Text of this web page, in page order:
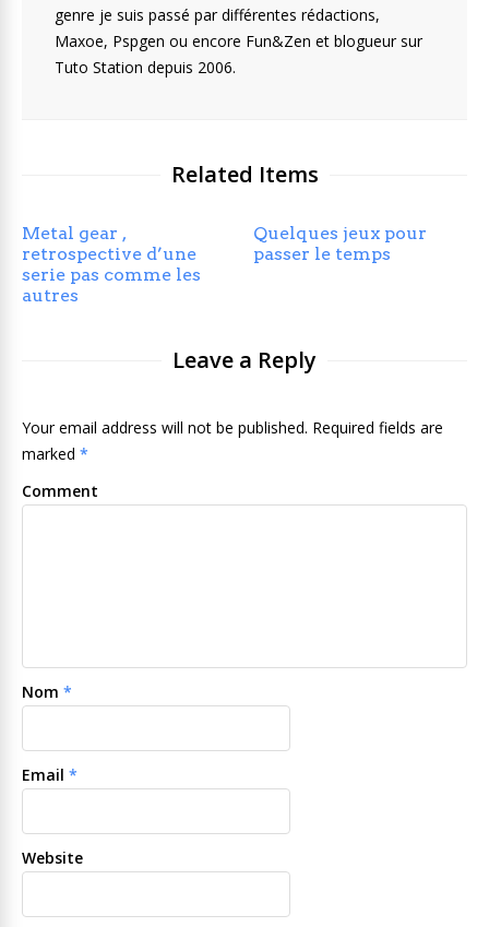
genre je suis passé par différentes rédactions,
Maxoe, Pspgen ou encore Fun&Zen et blogueur sur
Tuto Station depuis 2006.
Related Items
Metal gear ,
retrospective d’une
serie pas comme les
autres
Quelques jeux pour
passer le temps
Leave a Reply
Your email address will not be published. Required fields are
marked *
Comment
Nom *
Email *
Website